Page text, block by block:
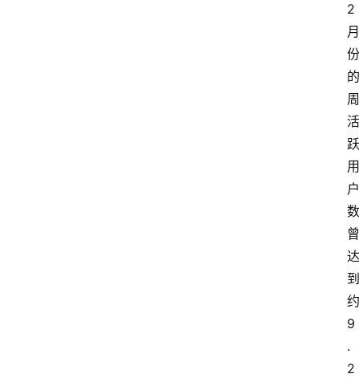
2
月
份
的
周
活
跃
用
户
数
曾
达
到
约
9
.
2